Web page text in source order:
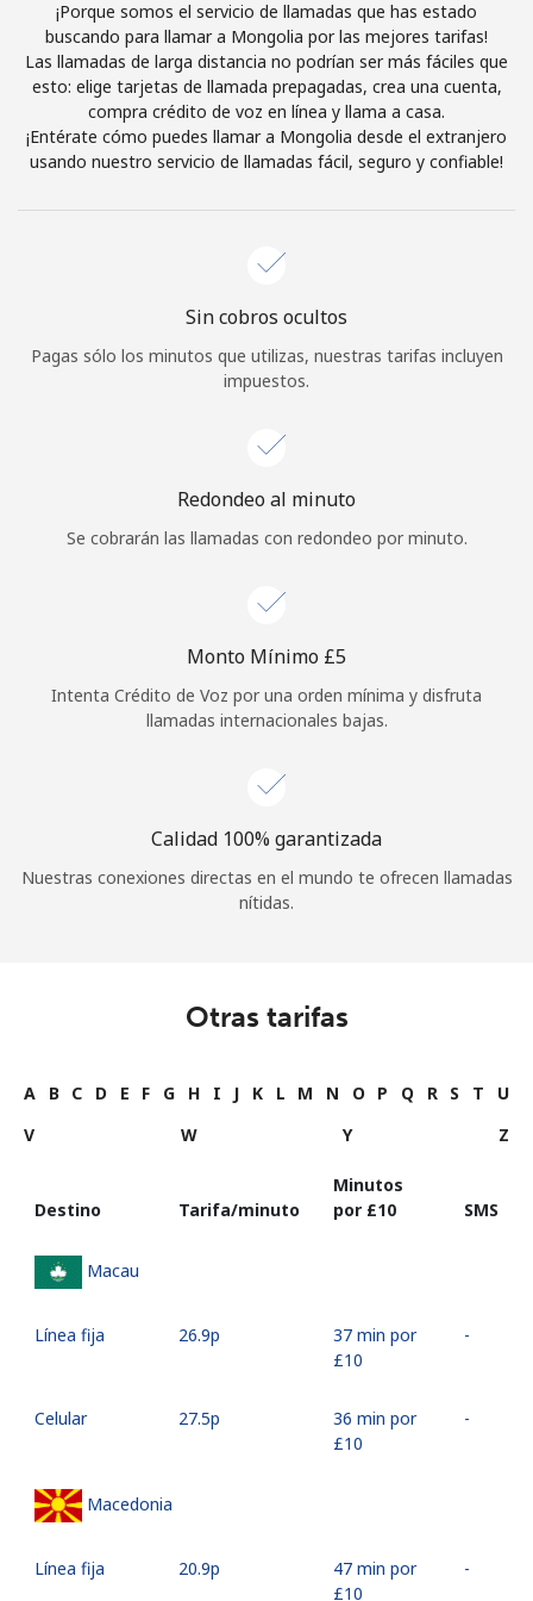
Iniciar Sesión
o
Continuar con
¡Porque somos el servicio de llamadas que has estado
buscando para llamar a Mongolia por las mejores tarifas!
Las llamadas de larga distancia no podrían ser más fáciles que
esto: elige tarjetas de llamada prepagadas, crea una cuenta,
compra crédito de voz en línea y llama a casa.
¡Entérate cómo puedes llamar a Mongolia desde el extranjero
usando nuestro servicio de llamadas fácil, seguro y confiable!
Sin cobros ocultos
Pagas sólo los minutos que utilizas, nuestras tarifas incluyen
impuestos.
Redondeo al minuto
Se cobrarán las llamadas con redondeo por minuto.
Monto Mínimo ⁦£5⁩
Intenta Crédito de Voz por una orden mínima y disfruta
llamadas internacionales bajas.
Calidad 100% garantizada
Nuestras conexiones directas en el mundo te ofrecen llamadas
nítidas.
Otras tarifas
A B C D E F G H I J K L M N O P Q R S T
U
V
W Y Z
Destino Tarifa/minuto
Minutos
por ⁦£10⁩
SMS
Macau
Línea fija ⁦26.9p⁩
37 min por
⁦£10⁩
-
Celular ⁦27.5p⁩
36 min por
⁦£10⁩
-
Macedonia
Línea fija ⁦20.9p⁩
47 min por
⁦£10⁩
-